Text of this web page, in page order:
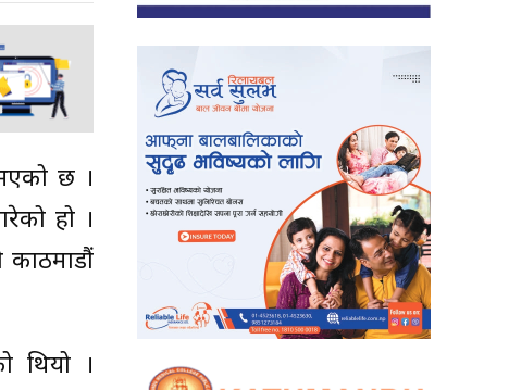
छ ।
हो ।
काठमाडौं
थियो ।